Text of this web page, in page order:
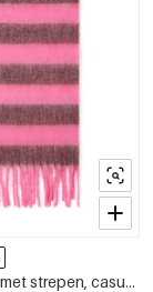
Wintersjaals met strepen, casual, polyester, dagelijkse accessoires